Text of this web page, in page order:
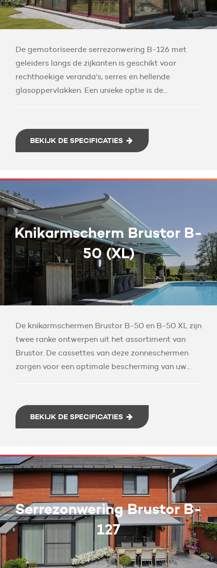
De gemotoriseerde serrezonwering B-126 met
geleiders langs de zijkanten is geschikt voor
rechthoekige veranda‘s, serres en hellende
glasoppervlakken. Een unieke optie is de...
BEKIJK DE SPECIFICATIES
Knikarmscherm Brustor B-
50 (XL)
De knikarmschermen Brustor B-50 en B-50 XL zijn
twee ranke ontwerpen uit het assortiment van
Brustor. De cassettes van deze zonneschermen
zorgen voor een optimale bescherming van uw...
BEKIJK DE SPECIFICATIES
Serrezonwering Brustor B-
127